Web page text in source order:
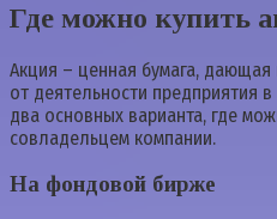
Где можно купить
Акция – ценная бумага,
от деятельности предприятия
два основных варианта, где
совладельцем компании.
На фондовой бирже